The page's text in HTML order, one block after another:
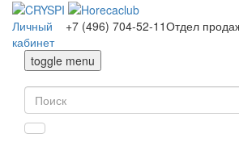
Личный
кабинет
+7 (496) 704-52-11Отдел
toggle menu